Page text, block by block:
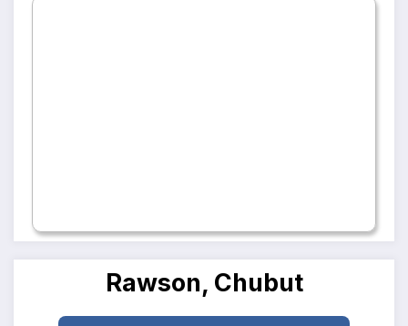
Rawson, Chubut